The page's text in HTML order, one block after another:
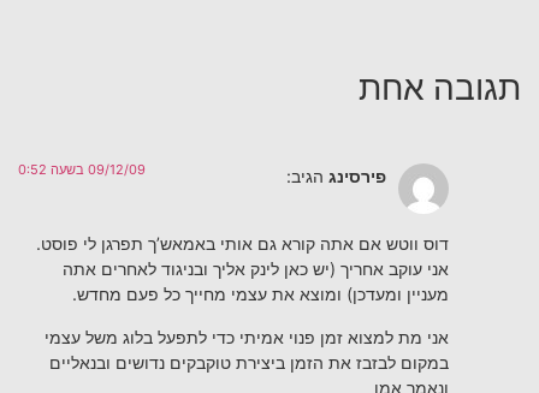
תגובה אחת
פירסינג הגיב: 09/12/09 בשעה 0:52
דוס ווטש אם אתה קורא גם אותי באמאש’ך תפרגן לי פוסט.
אני עוקב אחריך (יש כאן לינק אליך ובניגוד לאחרים אתה
מעניין ומעדכן) ומוצא את עצמי מחייך כל פעם מחדש.
אני מת למצוא זמן פנוי אמיתי כדי לתפעל בלוג משל עצמי
במקום לבזבז את הזמן ביצירת טוקבקים נדושים ובנאליים
ונאמר אמן